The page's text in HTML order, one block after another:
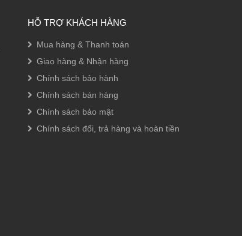
HỖ TRỢ KHÁCH HÀNG
Mua hàng & Thanh toán
Giao hàng & Nhận hàng
Chính sách bảo hành
Chính sách bán hàng
Chính sách bảo mật
Chính sách đổi, trả hàng và hoàn tiền